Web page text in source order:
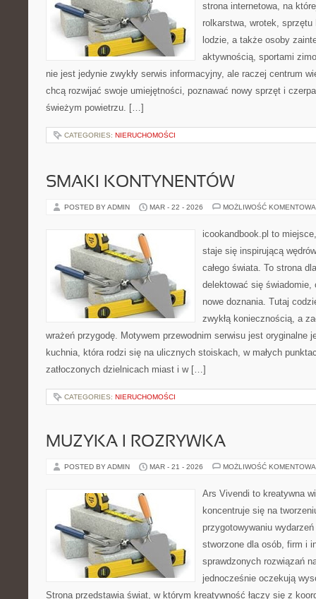
strona internetowa, na
rolkarstwa, wrotek,
lodzie, a także osoby
aktywnością, sportami
nie jest jedynie zwykły serwis informacyjny, ale raczej centrum
chcą rozwijać swoje umiejętności, poznawać nowy sprzęt i
świeżym powietrzu. […]
CATEGORIES: NIERUCHOMOŚCI
SMAKI KONTYNENTÓW
POSTED BY ADMIN MAR - 22 - 2026 MOŻLIWOŚĆ
icookandbook.pl to
staje się inspirującą
całego świata. To strona
delektować się
nowe doznania. Tutaj
zwykłą koniecznością, a
wrażeń przygodę. Motywem przewodnim serwisu jest oryginalne
kuchnia, która rodzi się na ulicznych stoiskach, w małych
zatłoczonych dzielnicach miast i w […]
CATEGORIES: NIERUCHOMOŚCI
MUZYKA I ROZRYWKA
POSTED BY ADMIN MAR - 21 - 2026 MOŻLIWOŚĆ
Ars Vivendi to kreatywna
koncentruje się na
przygotowywaniu
stworzone dla osób, firm i
sprawdzonych rozwiązań
jednocześnie oczekują
Strona przedstawia świat, w którym kreatywność łączy się z